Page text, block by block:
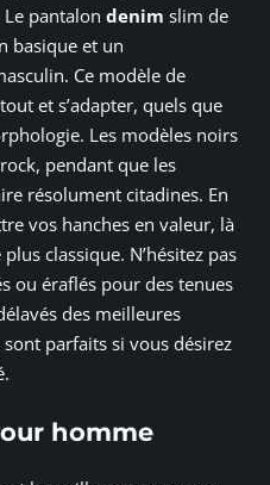
pantalon denim slim de
basique et un
Ce modèle de
et s’adapter, quels que
Les modèles noirs
pendant que les
résolument citadines. En
vos hanches en valeur, là
classique. N’hésitez pas
ou éraflés pour des tenues
des meilleures
parfaits si vous désirez
homme